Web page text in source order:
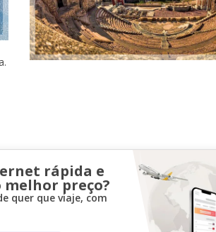
rápida e
preço?
quer que viaje, com